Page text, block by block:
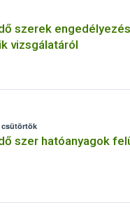
szerek
vizsgálatáról
csütörtök
szer hatóanyagok